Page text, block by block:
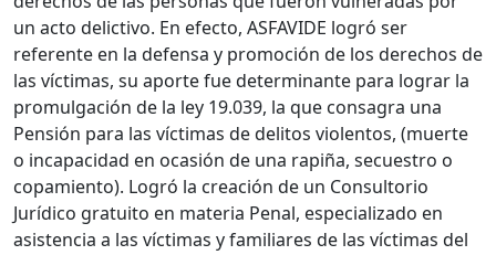
un acto delictivo. En efecto, ASFAVIDE logró ser
referente en la defensa y promoción de los derechos de
las víctimas, su aporte fue determinante para lograr la
promulgación de la ley 19.039, la que consagra una
Pensión para las víctimas de delitos violentos, (muerte
o incapacidad en ocasión de una rapiña, secuestro o
copamiento). Logró la creación de un Consultorio
Jurídico gratuito en materia Penal, especializado en
asistencia a las víctimas y familiares de las víctimas del